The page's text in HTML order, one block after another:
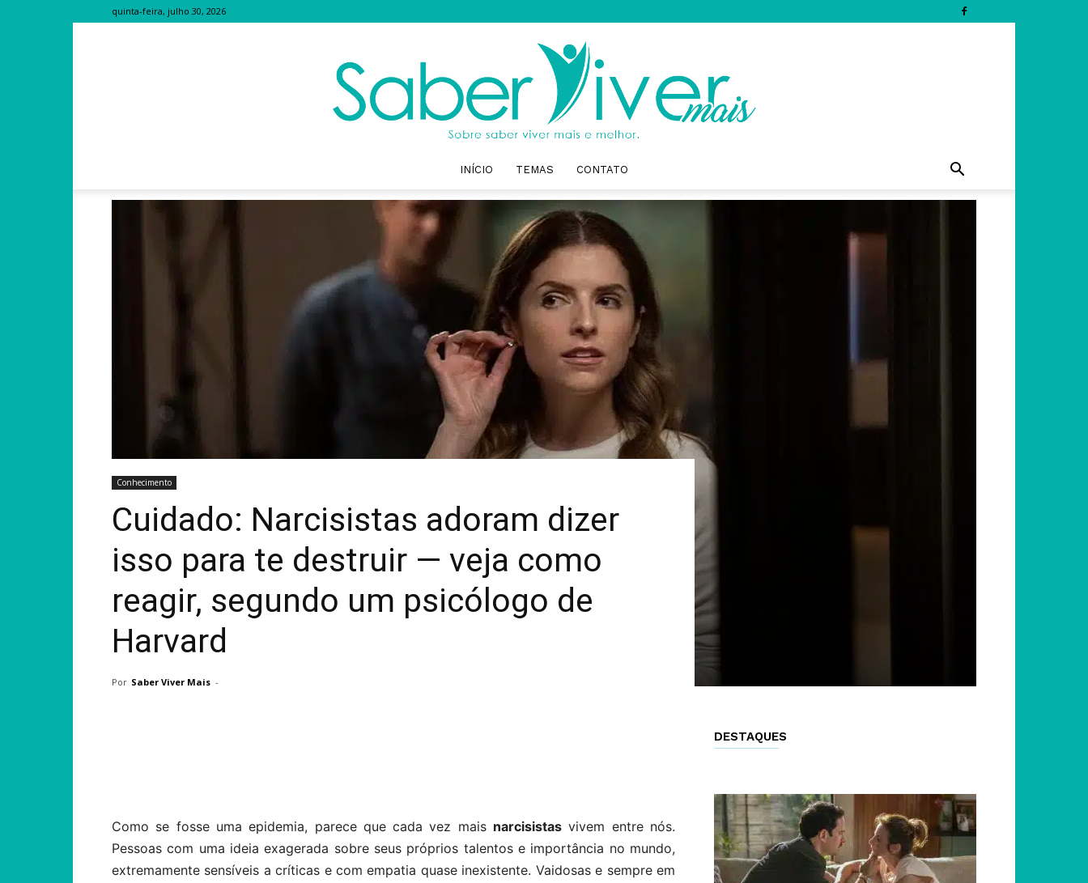
quinta-feira, julho 30, 2026
Saber
Viver
INÍCIO TEMAS CONTATO
Conhecimento
Cuidado: Narcisistas adoram dizer
isso para te destruir — veja como
reagir, segundo um psicólogo de
Harvard
Por Saber Viver Mais -
Como se fosse uma epidemia, parece que cada vez mais narcisistas vivem entre nós.
Pessoas com uma ideia exagerada sobre seus próprios talentos e importância no mundo,
extremamente sensíveis a críticas e com empatia quase inexistente. Vaidosas e sempre em
DESTAQUES